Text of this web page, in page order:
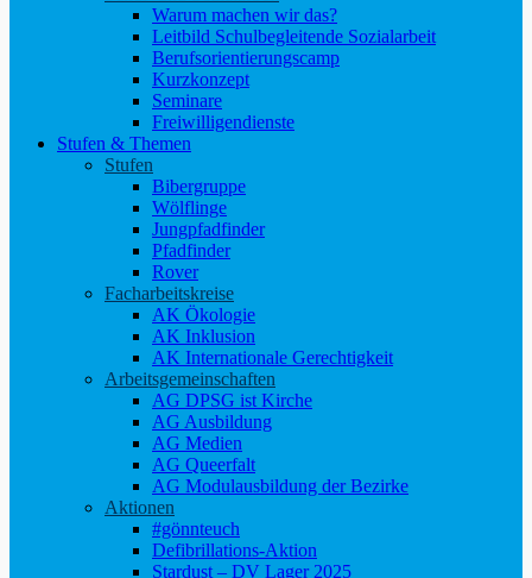
Warum machen wir das?
Leitbild Schulbegleitende Sozialarbeit
Berufsorientierungscamp
Kurzkonzept
Seminare
Freiwilligendienste
Stufen & Themen
Stufen
Bibergruppe
Wölflinge
Jungpfadfinder
Pfadfinder
Rover
Facharbeitskreise
AK Ökologie
AK Inklusion
AK Internationale Gerechtigkeit
Arbeitsgemeinschaften
AG DPSG ist Kirche
AG Ausbildung
AG Medien
AG Queerfalt
AG Modulausbildung der Bezirke
Aktionen
#gönnteuch
Defibrillations-Aktion
Stardust – DV Lager 2025